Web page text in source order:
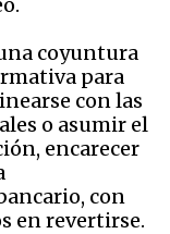
coyuntura
para
con las
o asumir el
encarecer
con
en revertirse.